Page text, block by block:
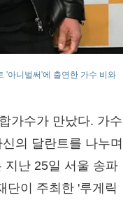
'아니벌써'에 출연한 가수 비와
가수가 만났다. 가수
의 달란트를 나누며
지난 25일 서울 송파
단이 주최한 '루게릭